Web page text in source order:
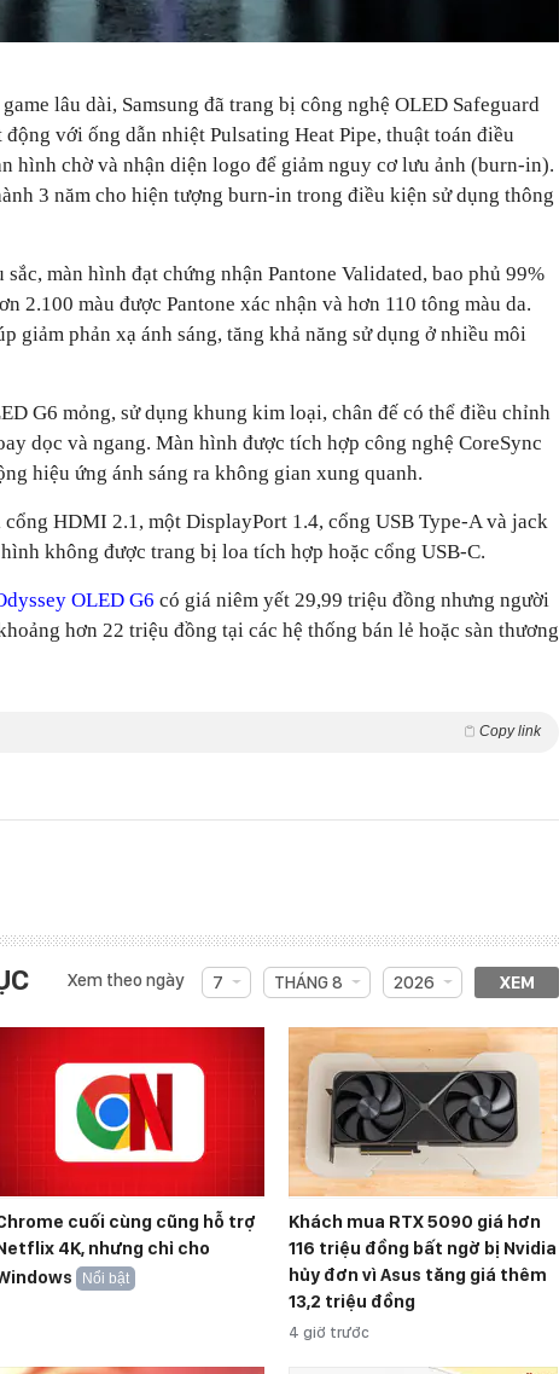
lâu dài, Samsung đã trang bị công nghệ OLED Safeguard
với ống dẫn nhiệt Pulsating Heat Pipe, thuật toán điều
hình chờ và nhận diện logo để giảm nguy cơ lưu ảnh (burn-in).
3 năm cho hiện tượng burn-in trong điều kiện sử dụng thông
màn hình đạt chứng nhận Pantone Validated, bao phủ 99%
2.100 màu được Pantone xác nhận và hơn 110 tông màu da.
giảm phản xạ ánh sáng, tăng khả năng sử dụng ở nhiều môi
G6 mỏng, sử dụng khung kim loại, chân đế có thể điều chỉnh
dọc và ngang. Màn hình được tích hợp công nghệ CoreSync
hiệu ứng ánh sáng ra không gian xung quanh.
HDMI 2.1, một DisplayPort 1.4, cổng USB Type-A và jack
không được trang bị loa tích hợp hoặc cổng USB-C.
OLED G6 có giá niêm yết 29,99 triệu đồng nhưng người
hơn 22 triệu đồng tại các hệ thống bán lẻ hoặc sàn thương
Copy link
Xem theo ngày 7 THÁNG 8 2026 XEM
cuối cùng cũng hỗ trợ
4K, nhưng chỉ cho
Nổi bật
Khách mua RTX 5090 giá hơn
116 triệu đồng bất ngờ bị Nvidia
hủy đơn vì Asus tăng giá thêm
13,2 triệu đồng
4 giờ trước